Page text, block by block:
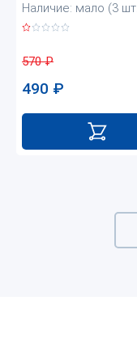
Наличие: мало (3
570₽
490 ₽